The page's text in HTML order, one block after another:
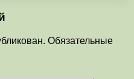
Обязательные